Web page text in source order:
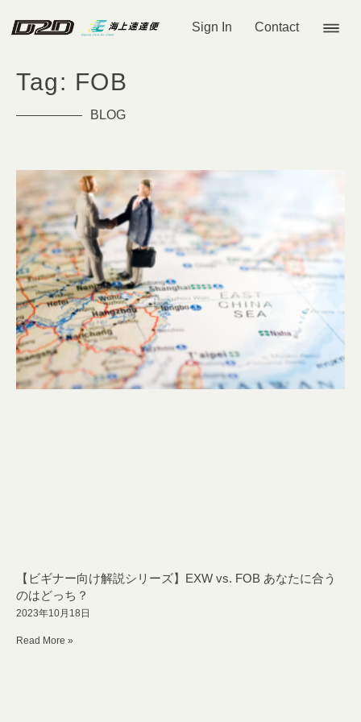
Sign In Contact
Tag: FOB
BLOG
【ビギナー向け解説シリーズ】EXW vs. FOB あなたに合う
のはどっち？
2023年10月18日
Read More »